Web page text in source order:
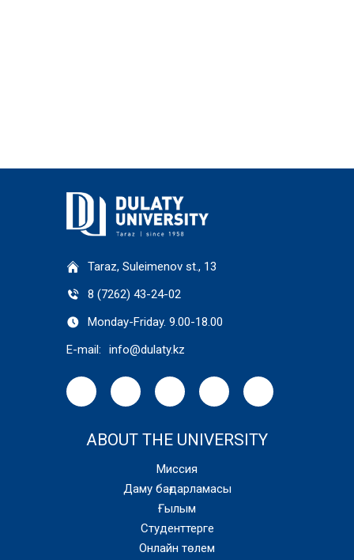
Taraz, Suleimenov st., 13
8 (7262) 43-24-02
Monday-Friday. 9.00-18.00
E-mail:
info@dulaty.kz
ABOUT THE UNIVERSITY
Миссия
Даму бағдарламасы
Ғылым
Студенттерге
Онлайн төлем